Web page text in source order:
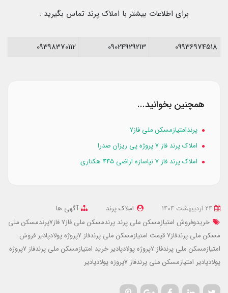
برای اطلاعات بیشتر با املاک پرند تماس بگیرید :
09936974518
09024929213
09398370112
همچنین بخوانید...
پرندامتیازمسکن ملی فاز۷
املاک پرند فاز ۷ پروژه پی ریزان صدرا
املاک پرند فاز ۷ نپاسازه اراضی ۴۴۵ هکتاری
املاک پرند
آگهی ها
خریدوفروش امتیازمسکن ملی پرند پرندمسکن ملی فاز7 فاز7پرندمسکن ملی
مسکن ملی پرندفاز7 قیمت امتیازمسکن ملی پرندفاز 7پروژه پولادپادیر
فروش
امتیازمسکن ملی پرندفاز 7پروژه پولادپادیر
خرید امتیازمسکن ملی پرندفاز 7پروژه
پولادپادیر امتیازمسکن ملی پرندفاز 7پروژه پولادپادیر